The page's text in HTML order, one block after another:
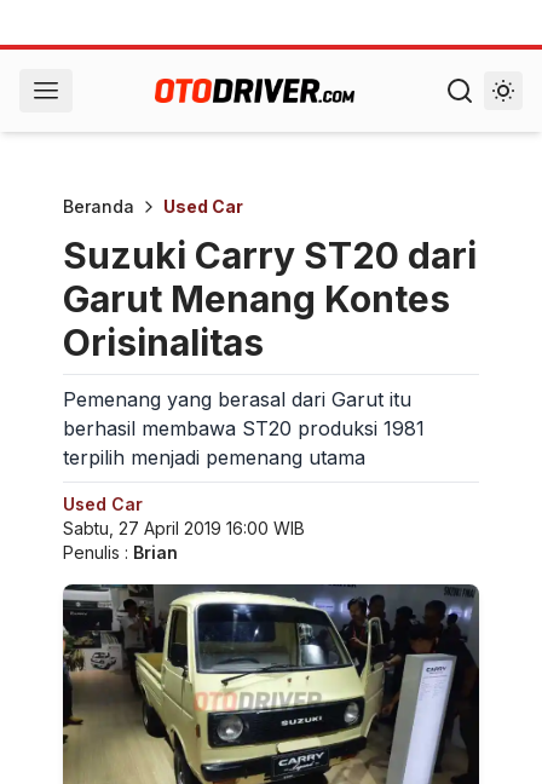
Beranda Used Car
Suzuki Carry ST20 dari
Garut Menang Kontes
Orisinalitas
Pemenang yang berasal dari Garut itu
berhasil membawa ST20 produksi 1981
terpilih menjadi pemenang utama
Used Car
Sabtu, 27 April 2019 16:00 WIB
Penulis : Brian